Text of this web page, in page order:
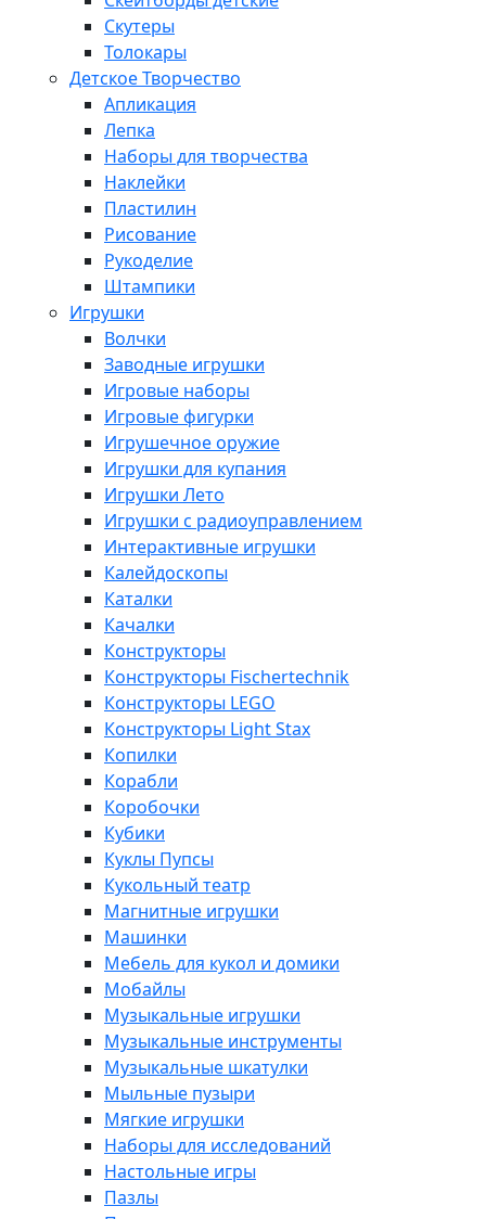
Скутеры
Толокары
Детское Творчество
Апликация
Лепка
Наборы для творчества
Наклейки
Пластилин
Рисование
Рукоделие
Штампики
Игрушки
Волчки
Заводные игрушки
Игровые наборы
Игровые фигурки
Игрушечное оружие
Игрушки для купания
Игрушки Лето
Игрушки с радиоуправлением
Интерактивные игрушки
Калейдоскопы
Каталки
Качалки
Конструкторы
Конструкторы Fisсhertechnik
Конструкторы LEGO
Конструкторы Light Stax
Копилки
Корабли
Коробочки
Кубики
Куклы Пупсы
Кукольный театр
Магнитные игрушки
Машинки
Мебель для кукол и домики
Мобайлы
Музыкальные игрушки
Музыкальные инструменты
Музыкальные шкатулки
Мыльные пузыри
Мягкие игрушки
Наборы для исследований
Настольные игры
Пазлы